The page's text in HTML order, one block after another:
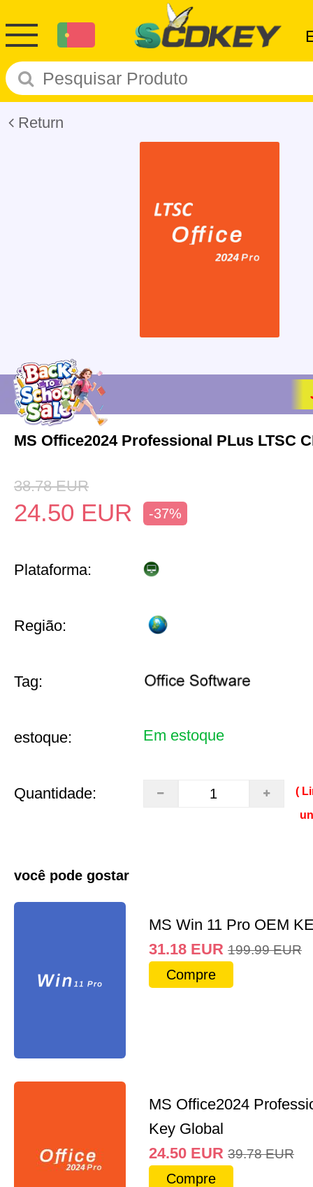
Return
MS Office2024 Professional PLus LTSC
38.78 EUR
24.50 EUR -37%
Plataforma:
Região:
Tag:
estoque: Em estoque
Quantidade:
(
você pode gostar
MS Win 11 Pro OEM
31.18 EUR 199.99 EUR
Compre
MS Office2024
Key Global
24.50 EUR 39.78 EUR
Compre